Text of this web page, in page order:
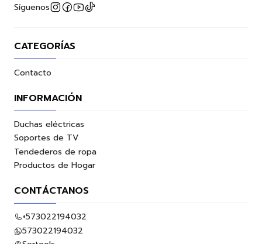
Síguenos
CATEGORÍAS
Contacto
INFORMACIÓN
Duchas eléctricas
Soportes de TV
Tendederos de ropa
Productos de Hogar
CONTÁCTANOS
+573022194032
573022194032